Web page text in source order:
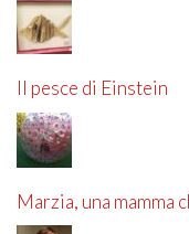
Il pesce di Einstein
Marzia, una mamma